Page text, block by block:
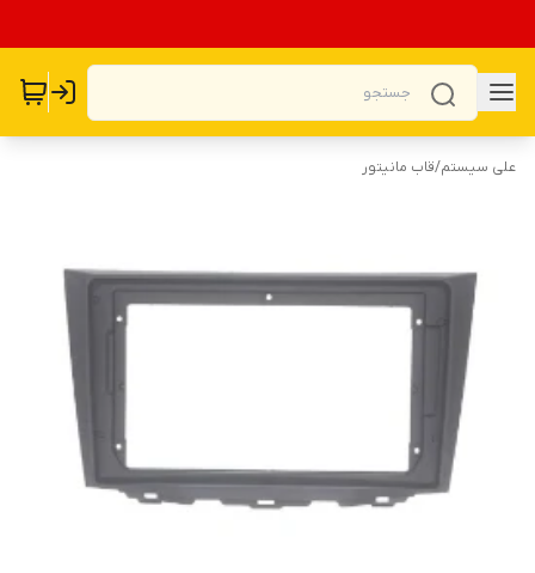
علی سیستم/قاب مانیتور